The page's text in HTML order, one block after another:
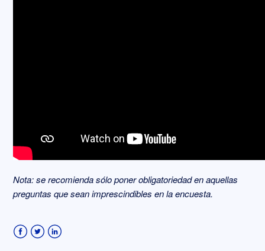
Nota: se recomienda sólo poner obligatoriedad en aquellas
preguntas que sean imprescindibles en la encuesta.